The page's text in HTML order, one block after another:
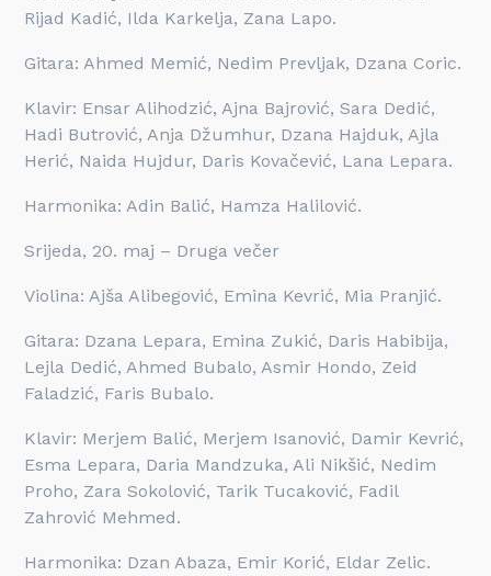
Rijad Kadić, Ilda Karkelja, Zana Lapo.
Gitara: Ahmed Memić, Nedim Prevljak, Dzana Coric.
Klavir: Ensar Alihodzić, Ajna Bajrović, Sara Dedić,
Hadi Butrović, Anja Džumhur, Dzana Hajduk, Ajla
Herić, Naida Hujdur, Daris Kovačević, Lana Lepara.
Harmonika: Adin Balić, Hamza Halilović.
Srijeda, 20. maj – Druga večer
Violina: Ajša Alibegović, Emina Kevrić, Mia Pranjić.
Gitara: Dzana Lepara, Emina Zukić, Daris Habibija,
Lejla Dedić, Ahmed Bubalo, Asmir Hondo, Zeid
Faladzić, Faris Bubalo.
Klavir: Merjem Balić, Merjem Isanović, Damir Kevrić,
Esma Lepara, Daria Mandzuka, Ali Nikšić, Nedim
Proho, Zara Sokolović, Tarik Tucaković, Fadil
Zahrović Mehmed.
Harmonika: Dzan Abaza, Emir Korić, Eldar Zelic.